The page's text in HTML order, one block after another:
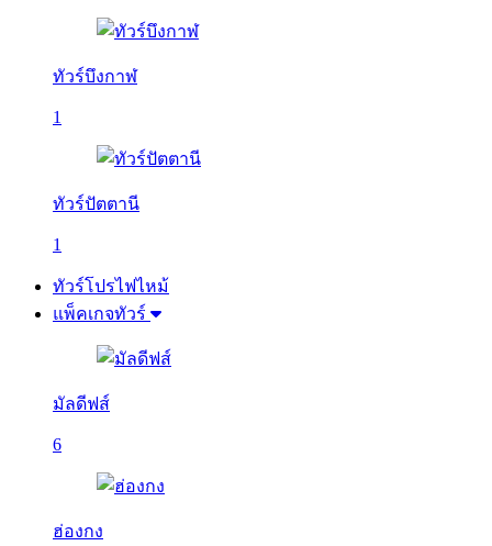
ทัวร์บึงกาฬ
1
ทัวร์ปัตตานี
1
ทัวร์โปรไฟไหม้
แพ็คเกจทัวร์
มัลดีฟส์
6
ฮ่องกง